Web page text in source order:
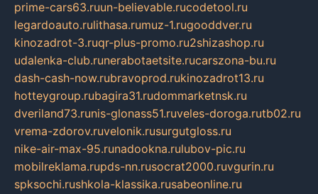
prime-cars63.ruun-believable.rucodetool.ru
legardoauto.rulithasa.rumuz-1.rugooddver.ru
kinozadrot-3.ruqr-plus-promo.ru2shizashop.ru
udalenka-club.runerabotaetsite.rucarszona-bu.ru
dash-cash-now.rubravoprod.rukinozadrot13.ru
hotteygroup.rubagira31.rudommarketnsk.ru
dveriland73.runis-glonass51.ruveles-doroga.rutb02.ru
vrema-zdorov.ruvelonik.rusurgutgloss.ru
nike-air-max-95.runadookna.rulubov-pic.ru
mobilreklama.rupds-nn.rusocrat2000.ruvgurin.ru
spksochi.rushkola-klassika.rusabeonline.ru